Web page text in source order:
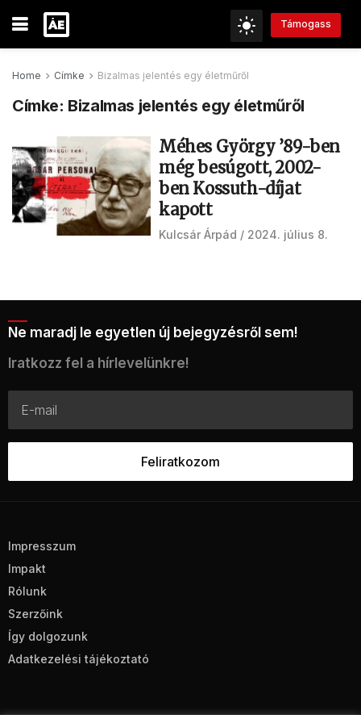
Támogass
Home Címke Bizalmas jelentés egy életműről
Címke: Bizalmas jelentés egy életműről
Méhes György ’89-ben
még besúgott, 2002-
ben Kossuth-díjat
kapott
Kulcsár Árpád 2024. július 8.
Ne maradj le egyetlen új bejegyzésről sem!
Iratkozz fel a hírlevelünkre!
Impresszum
Impakt
Rólunk
Szerzőink
Így dolgozunk
Adatkezelési tájékoztató